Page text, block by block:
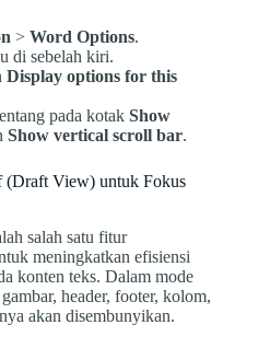
> Word Options.
di sebelah kiri.
Display options for this
pada kotak Show
Show vertical scroll bar.
(Draft View) untuk Fokus
salah satu fitur
meningkatkan efisiensi
konten teks. Dalam mode
header, footer, kolom,
akan disembunyikan.